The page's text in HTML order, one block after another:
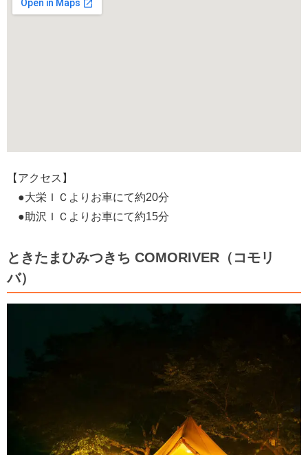
【アクセス】
●大栄ＩＣよりお車にて約20分
●助沢ＩＣよりお車にて約15分
ときたまひみつきち COMORIVER（コモリ
バ）